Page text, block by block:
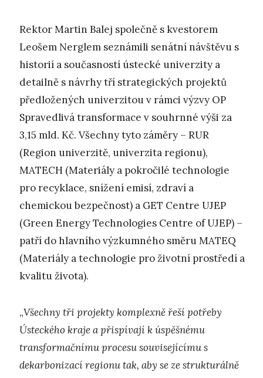
Rektor Martin Balej společně s kvestorem
Leošem Nerglem seznámili senátní návštěvu s
historií a současností ústecké univerzity a
detailně s návrhy tří strategických projektů
předložených univerzitou v rámci výzvy OP
Spravedlivá transformace v souhrnné výši za
3,15 mld. Kč. Všechny tyto záměry – RUR
(Region univerzitě, univerzita regionu),
MATECH (Materiály a pokročilé technologie
pro recyklace, snížení emisí, zdraví a
chemickou bezpečnost) a GET Centre UJEP
(Green Energy Technologies Centre of UJEP) –
patří do hlavního výzkumného směru MATEQ
(Materiály a technologie pro životní prostředí a
kvalitu života).
„Všechny tři projekty komplexně řeší potřeby
Ústeckého kraje a přispívají k úspěšnému
transformačnímu procesu souvisejícímu s
dekarbonizací regionu tak, aby se ze strukturálně